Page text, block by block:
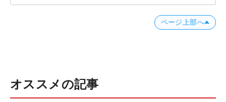
ページ上部へ
オススメの記事